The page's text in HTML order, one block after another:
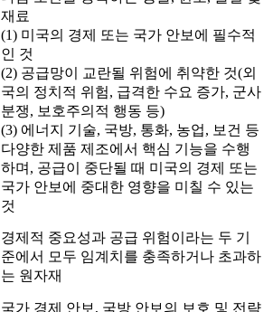
재료
(1) 미국의 경제 또는 국가 안보에 필수적
인 것
(2) 공급망이 교란될 위험에 취약한 것(외
국의 정치적 위험, 급격한 수요 증가, 군사
분쟁, 보호주의적 행동 등)
(3) 에너지 기술, 국방, 통화, 농업, 보건 등
다양한 제품 제조에서 핵심 기능을 수행
하며, 공급이 중단될 때 미국의 경제 또는
국가 안보에 중대한 영향을 미칠 수 있는
것
경제적 중요성과 공급 위험이라는 두 기
준에서 모두 임계치를 충족하거나 초과하
는 원자재
국가 경제 안보, 국방 안보의 보호 및 전략